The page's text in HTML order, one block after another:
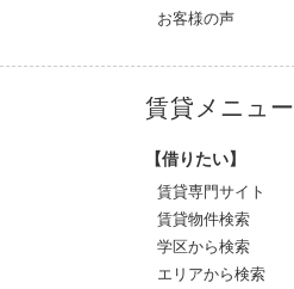
お客様の声
賃貸メニュー
【借りたい】
賃貸専門サイト
賃貸物件検索
学区から検索
エリアから検索